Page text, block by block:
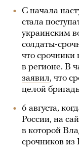
С начала
стала
украинским
солдаты-
что срочники
в регионе. В
заявил, что
целой
6 августа,
России, на
в которой
срочников из